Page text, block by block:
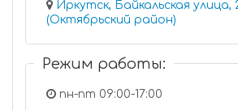
Иркутск, Байкальская улица,
(Октябрьский район)
Режим работы:
пн-пт 09:00-17:00